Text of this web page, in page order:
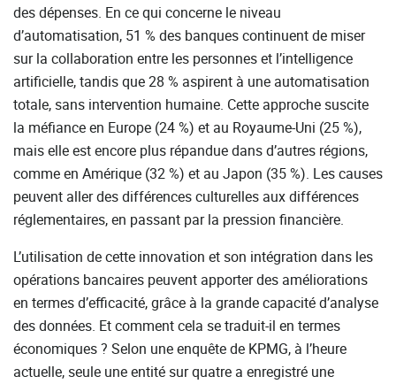
des dépenses. En ce qui concerne le niveau
d’automatisation, 51 % des banques continuent de miser
sur la collaboration entre les personnes et l’intelligence
artificielle, tandis que 28 % aspirent à une automatisation
totale, sans intervention humaine. Cette approche suscite
la méfiance en Europe (24 %) et au Royaume-Uni (25 %),
mais elle est encore plus répandue dans d’autres régions,
comme en Amérique (32 %) et au Japon (35 %). Les causes
peuvent aller des différences culturelles aux différences
réglementaires, en passant par la pression financière.
L’utilisation de cette innovation et son intégration dans les
opérations bancaires peuvent apporter des améliorations
en termes d’efficacité, grâce à la grande capacité d’analyse
des données. Et comment cela se traduit-il en termes
économiques ? Selon une enquête de KPMG, à l’heure
actuelle, seule une entité sur quatre a enregistré une